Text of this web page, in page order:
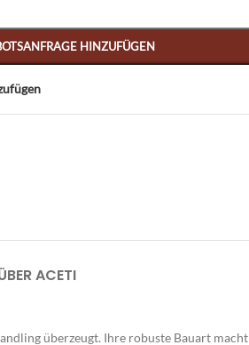
HINZUFÜGEN
ACETI
überzeugt. Ihre robuste Bauart macht